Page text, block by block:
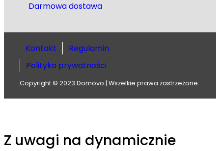
Darmowa dostawa
Kontakt
Regulamin
Polityka prywatności
Copyright © 2023 Domovo | Wszelkie prawa zastrzeżone.
Z uwagi na dynamicznie